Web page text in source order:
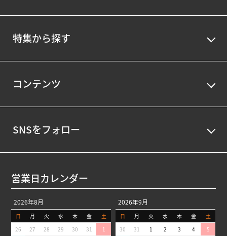
特集から探す
コンテンツ
SNSをフォロー
営業日カレンダー
2026年8月
日 月 火 水 木 金
土
26
27 28 29 30 31
1
2026年9月
日 月 火 水 木 金
土
30
31 1 2 3 4
5